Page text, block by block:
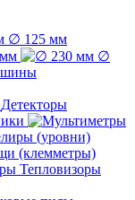
∅ 125 мм
∅
Детекторы
(уровни)
Тепловизоры